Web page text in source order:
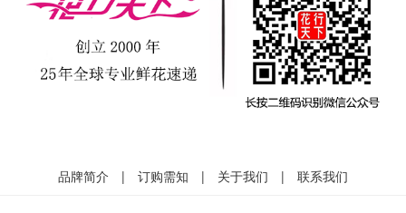
品牌简介 | 订购需知 | 关于我们 | 联系我们